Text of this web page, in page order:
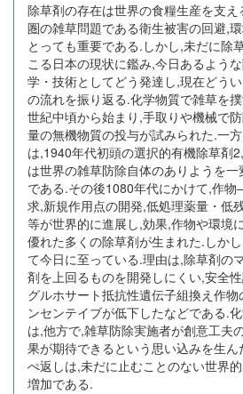
除草剤の存在は世界の食糧生産を支
圏の雑草問題である衛生被害の回避,
とっても重要である.しかし,未だに除
こる日本の現状に鑑み,今日あるよう
学・技術としてどう発達し,現在どう
の流れを振り返る.化学物質で雑草を
世紀中頃から始まり,手取りや機械で
量の無機物質の投与が試みられた.一
は,1940年代初頭の選択的有機除草剤
は世界の雑草防除自体のありようを
である.その後1080年代にかけて,作
求,新規作用点の開発,低処理薬量・低
等が世界的に進展し,効果,作物や環境
優れた多くの除草剤が生まれた.しか
て今日に至っている.理由は,除草剤の
剤を上回るものを開発しにくい,安全
グルホサート抵抗性遺伝子組換え作
ンセンテイブが低下したなどである.
は,他方で,雑草防除実施者が創意工夫
果が期待できるという思い込みを生
ぺ返しは,未だに止むことのない世界
増加である.